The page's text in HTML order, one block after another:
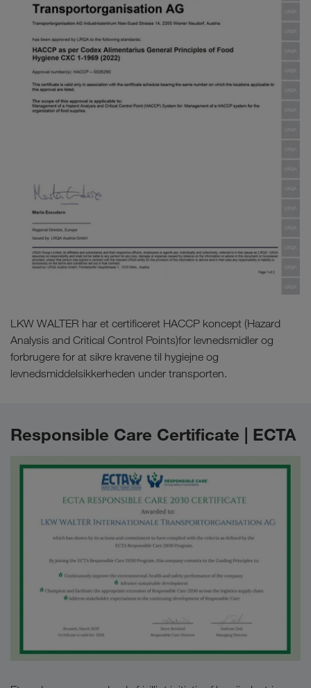
LKW WALTER har et certificeret HACCP koncept (Hazard
Analysis and Critical Control Points)for levnedsmidler og
forbrugere for at sikre kravene til hygiejne og
levnedsmiddelsikkerheden under transporten.
Responsible Care Certificate | ECTA